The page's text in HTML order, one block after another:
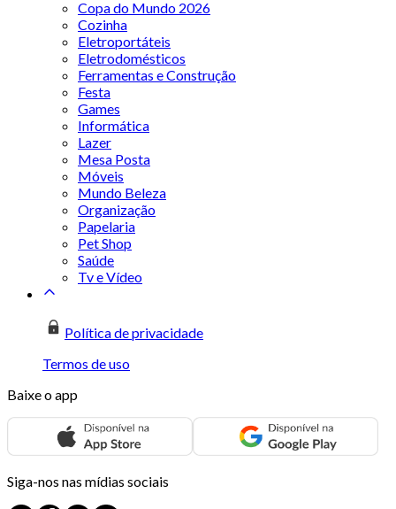
Copa do Mundo 2026
Cozinha
Eletroportáteis
Eletrodomésticos
Ferramentas e Construção
Festa
Games
Informática
Lazer
Mesa Posta
Móveis
Mundo Beleza
Organização
Papelaria
Pet Shop
Saúde
Tv e Vídeo
Política de privacidade
Termos de uso
Baixe o app
Siga-nos nas mídias sociais